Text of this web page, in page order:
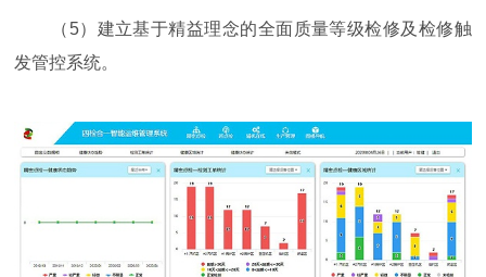
（5）建立基于精益理念的全面质量等级检修及检修触
发管控系统。